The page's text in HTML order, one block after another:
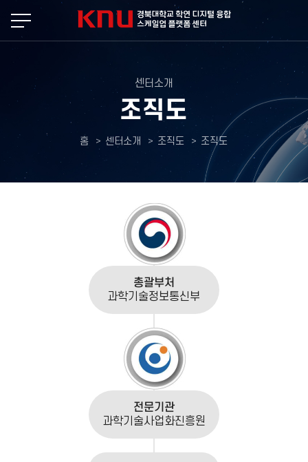
센터소개
조직도
홈 센터소개 조직도 조직도
총괄부처
과학기술정보통신부
전문기관
과학기술사업화진흥원